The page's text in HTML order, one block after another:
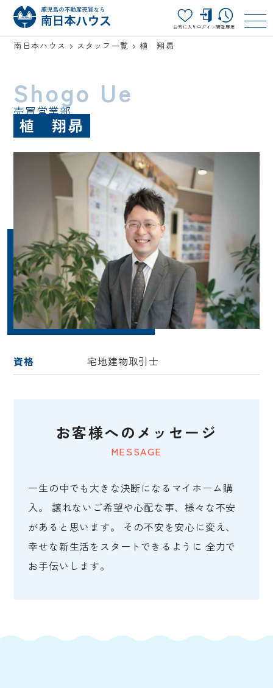
お気に入り ログイン閲覧履歴
南日本ハウス スタッフ一覧 植 翔昴
Shogo Ue
売買営業部
植 翔昴
資格 宅地建物取引士
MESSAGE
お客様へのメッセージ
一生の中でも大きな決断になるマイホーム購
入。 譲れないご希望や心配な事、様々な不安
があると思います。 その不安を安心に変え、
幸せな新生活をスタートできるように 全力で
お手伝いします。